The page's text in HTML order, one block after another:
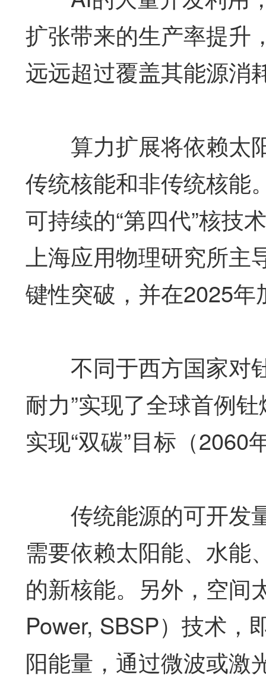
扩张带来的生产率提升
远远超过覆盖其能源消
算力扩展将依赖太
传统核能和非传统核能
可持续的“第四代”核技
上海应用物理研究所主
键性突破，并在2025年
不同于西方国家对钍
耐力”实现了全球首例
实现“双碳”目标（
传统能源的可开发
需要依赖太阳能、水能
的新核能。另外，空间
Power, SBSP）技术，
阳能量，通过微波或激